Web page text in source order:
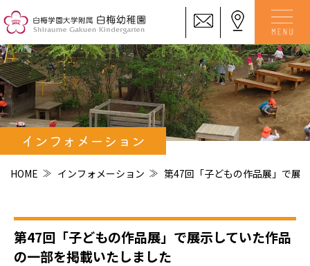
インフォメーション
HOME インフォメーション 第47回「子どもの作品展」で展
第47回「子どもの作品展」で展示していた作品
の一部を掲載いたしました